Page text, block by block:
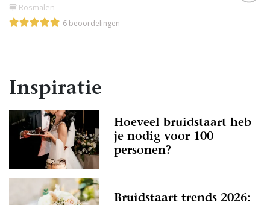
Rosmalen
6 beoordelingen
Inspiratie
Hoeveel bruidstaart heb
je nodig voor 100
personen?
Bruidstaart trends 2026: